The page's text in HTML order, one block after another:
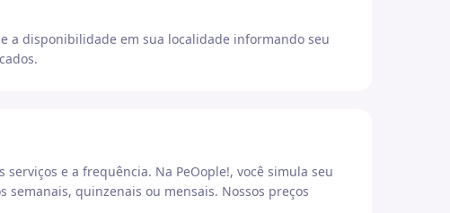
a disponibilidade em sua localidade informando seu
e a frequência. Na PeOople!, você simula seu
quinzenais ou mensais. Nossos preços